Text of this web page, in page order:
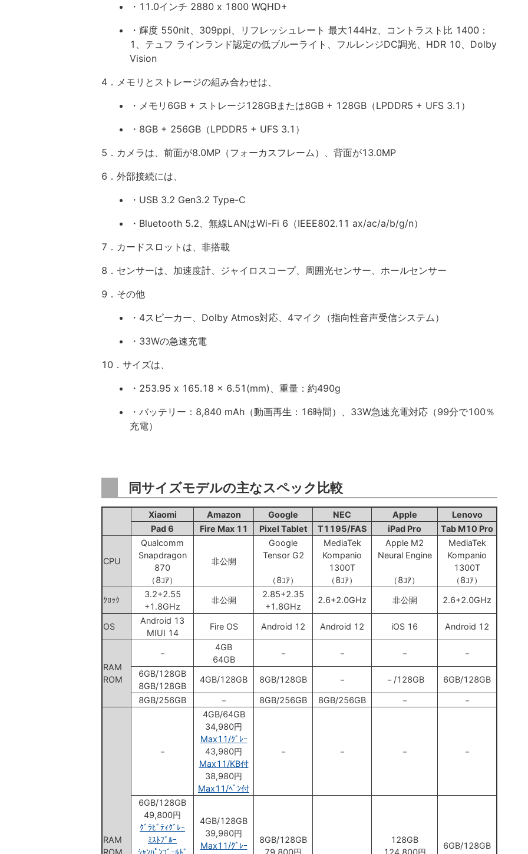
・11.0インチ 2880 x 1800 WQHD+
・輝度 550nit、309ppi、リフレッシュレート 最大144Hz、コントラスト比 1400：
1、テュフ ラインランド認定の低ブルーライト、フルレンジDC調光、HDR 10、Dolby
Vision
4．メモリとストレージの組み合わせは、
・メモリ6GB + ストレージ128GBまたは8GB + 128GB（LPDDR5 + UFS 3.1）
・8GB + 256GB（LPDDR5 + UFS 3.1）
5．カメラは、前面が8.0MP（フォーカスフレーム）、背面が13.0MP
6．外部接続には、
・USB 3.2 Gen3.2 Type-C
・Bluetooth 5.2、無線LANはWi-Fi 6（IEEE802.11 ax/ac/a/b/g/n）
7．カードスロットは、非搭載
8．センサーは、加速度計、ジャイロスコープ、周囲光センサー、ホールセンサー
9．その他
・4スピーカー、Dolby Atmos対応、4マイク（指向性音声受信システム）
・33Wの急速充電
10．サイズは、
・253.95 x 165.18 x 6.51(mm)、重量：約490g
・バッテリー：8,840 mAh（動画再生：16時間）、33W急速充電対応（99分で100％
充電）
同サイズモデルの主なスペック比較
Xiaomi Amazon Google NEC Apple
Lenovo
Pad 6
Fire Max 11 Pixel Tablet T1195/FAS iPad Pro Tab M10 Pro
CPU
Qualcomm
Snapdragon
870
（8ｺｱ）
非公開
Google
Tensor G2
（8ｺｱ）
MediaTek
Kompanio
1300T
（8ｺｱ）
Apple M2
Neural Engine
（8ｺｱ）
MediaTek
Kompanio
1300T
（8ｺｱ）
ｸﾛｯｸ
3.2+2.55
+1.8GHz
非公開
2.85+2.35
+1.8GHz
2.6+2.0GHz 非公開 2.6+2.0GHz
OS
Android 13
MIUI 14
Fire OS Android 12 Android 12 iOS 16 Android 12
RAM
ROM
－
4GB
64GB
－ － － －
6GB/128GB
8GB/128GB
4GB/128GB 8GB/128GB － －/128GB 6GB/128GB
8GB/256GB － 8GB/256GB 8GB/256GB － －
RAM
ROM
－
4GB/64GB
34,980円
Max11/ｸﾞﾚｰ
43,980円
Max11/KB付
38,980円
Max11/ﾍﾟﾝ付
－ － － －
6GB/128GB
49,800円
ｸﾞﾗﾋﾞﾃｨｸﾞﾚｰ
ﾐｽﾄﾌﾞﾙｰ
ｼｬﾝﾊﾟﾝｺﾞｰﾙﾄﾞ
4GB/128GB
39,980円
Max11/ｸﾞﾚｰ
8GB/128GB
79,800円
128GB
124,800円
6GB/128GB